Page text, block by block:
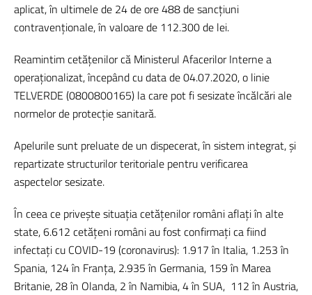
aplicat, în ultimele de 24 de ore 488 de sancţiuni
contravenţionale, în valoare de 112.300 de lei.
Reamintim cetățenilor că Ministerul Afacerilor Interne a
operaționalizat, începând cu data de 04.07.2020, o linie
TELVERDE (0800800165) la care pot fi sesizate încălcări ale
normelor de protecție sanitară.
Apelurile sunt preluate de un dispecerat, în sistem integrat, și
repartizate structurilor teritoriale pentru verificarea
aspectelor sesizate.
În ceea ce privește situația cetățenilor români aflați în alte
state, 6.612 cetățeni români au fost confirmați ca fiind
infectați cu COVID-19 (coronavirus): 1.917 în Italia, 1.253 în
Spania, 124 în Franța, 2.935 în Germania, 159 în Marea
Britanie, 28 în Olanda, 2 în Namibia, 4 în SUA, 112 în Austria,